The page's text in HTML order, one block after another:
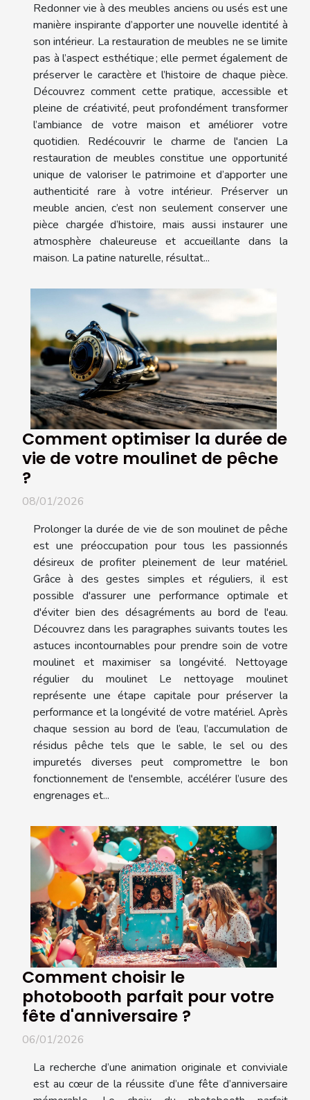
Redonner vie à des meubles anciens ou usés est une
manière inspirante d’apporter une nouvelle identité à
son intérieur. La restauration de meubles ne se limite
pas à l’aspect esthétique ; elle permet également de
préserver le caractère et l’histoire de chaque pièce.
Découvrez comment cette pratique, accessible et
pleine de créativité, peut profondément transformer
l’ambiance de votre maison et améliorer votre
quotidien. Redécouvrir le charme de l'ancien La
restauration de meubles constitue une opportunité
unique de valoriser le patrimoine et d’apporter une
authenticité rare à votre intérieur. Préserver un
meuble ancien, c’est non seulement conserver une
pièce chargée d’histoire, mais aussi instaurer une
atmosphère chaleureuse et accueillante dans la
maison. La patine naturelle, résultat...
Comment optimiser la durée de
vie de votre moulinet de pêche
?
08/01/2026
Prolonger la durée de vie de son moulinet de pêche
est une préoccupation pour tous les passionnés
désireux de profiter pleinement de leur matériel.
Grâce à des gestes simples et réguliers, il est
possible d'assurer une performance optimale et
d'éviter bien des désagréments au bord de l'eau.
Découvrez dans les paragraphes suivants toutes les
astuces incontournables pour prendre soin de votre
moulinet et maximiser sa longévité. Nettoyage
régulier du moulinet Le nettoyage moulinet
représente une étape capitale pour préserver la
performance et la longévité de votre matériel. Après
chaque session au bord de l’eau, l’accumulation de
résidus pêche tels que le sable, le sel ou des
impuretés diverses peut compromettre le bon
fonctionnement de l'ensemble, accélérer l’usure des
engrenages et...
Comment choisir le
photobooth parfait pour votre
fête d'anniversaire ?
06/01/2026
La recherche d’une animation originale et conviviale
est au cœur de la réussite d’une fête d’anniversaire